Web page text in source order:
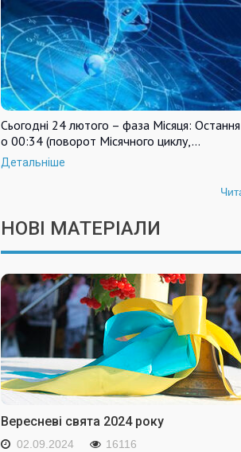
Сьогодні 24 лютого – фаза Місяця:
о 00:34 (поворот Місячного циклу,…
Детальніше
НОВІ МАТЕРІАЛИ
Вересневі свята 2024 року
02.09.2024 16116